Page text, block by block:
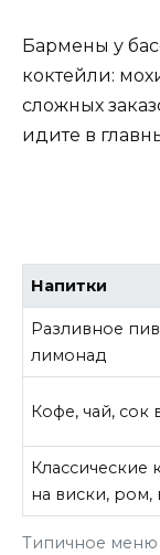
Бармены у
коктейли:
сложных
идите в
Типичное меню
Напитки
Разливное
лимонад
Кофе, чай, сок
Классические
на виски, ром,